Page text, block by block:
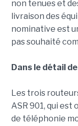
non tenues et
livraison des
nominative est
pas souhaité
Dans le détail
Les trois
ASR 901, qui est
de téléphonie